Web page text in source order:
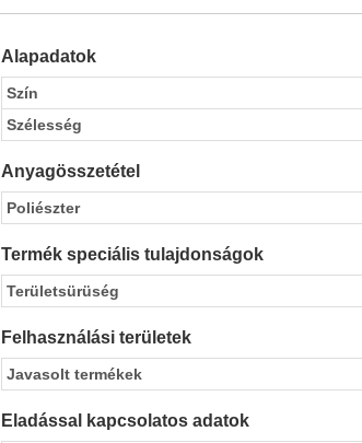
Alapadatok
Szín
Szélesség
Anyagösszetétel
Poliészter
Termék speciális tulajdonságok
Területsürüség
Felhasználási területek
Javasolt termékek
Eladással kapcsolatos adatok